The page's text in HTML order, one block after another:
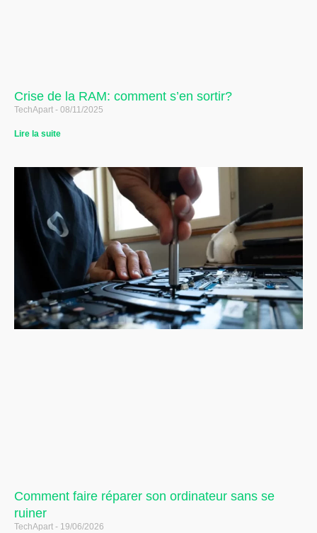
Crise de la RAM: comment s’en sortir?
TechApart 08/11/2025
Lire la suite
Comment faire réparer son ordinateur sans se
ruiner
TechApart 19/06/2026